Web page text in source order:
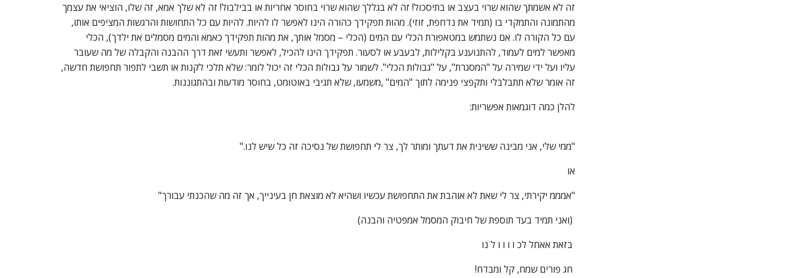
זה לא אשמתך שהוא שרוי בעצב או בתיסכול! זה לא בגללך שהוא שרוי בחוסר אחריות או בבילבול! זה לא שלך אמא, זה שלו, הוציאי את עצמך
מהתמונה והתמקדי בו (תמיד את נדחפת, זוזי). מהות תפקידך כהורה הינו לאפשר לו להיות. להיות עם כל התחושות והרגשות המציפים אותו,
עם כל הקורה לו. אם נשתמש במטאפורת הכלי עם המים (הכלי – מסמל אותך, את מהות תפקידך כאמא והמים מסמלים את ילדך), הכלי
מאפשר למים לעמוד, להתנוענע בקלילות, לבעבע או לסעור. תפקידך הינו להכיל, לאפשר ותעשי זאת דרך ההבנה והקבלה של מה שעובר
עליו ועל ידי שמירה על "המסגרת", על "גבולות הכלי". לשמור על גבולות הכלי זה יכול לומר: שלא תלכי לקנות או תשבי לתפור תחפושת חדשה,
זה אומר שלא תתבלבלי ותקפצי פנימה לתוך "המים" ,משמעו, שלא תגיבי באוטומט, בחוסר מודעות ובהתגוננות.
להלן כמה דוגמאות אפשריות:
"ממי שלי, אני מבינה ששינית את דעתך ומותר לך, צר לי תחפושת של נסיכה זה כל שיש לנו."
או
"אמממ יקירתי, צר לי שאת לא אוהבת את התחפושת עכשיו ושהיא לא מוצאת חן בעינייך, אך זה מה שהכנתי עבורך"
(ואני תמיד בעד תוספת של חיבוק המסמל אמפטיה והבנה)
בזאת אאחל לכ ו ו ו ו ל נו
חג פורים שמח, קל ומבדח!